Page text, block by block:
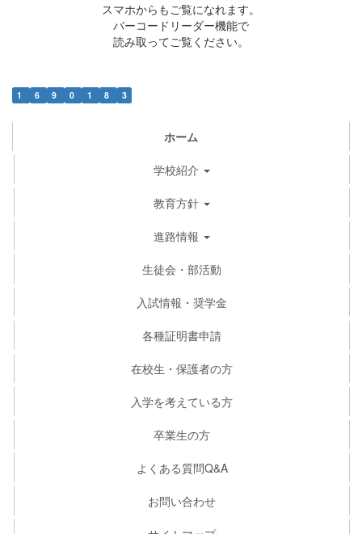
スマホからもご覧になれます。
バーコードリーダー機能で
読み取ってご覧ください。
1 6 9 0 1 8 3
ホーム
学校紹介
教育方針
進路情報
生徒会・部活動
入試情報・奨学金
各種証明書申請
在校生・保護者の方
入学を考えている方
卒業生の方
よくある質問Q&A
お問い合わせ